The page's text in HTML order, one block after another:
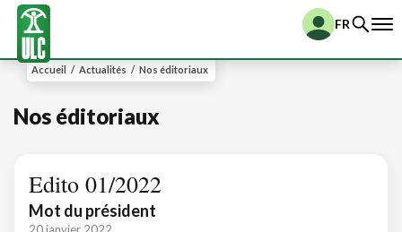
FR
Accueil / Actualités / Nos éditoriaux
Nos éditoriaux
Edito 01/2022
Mot du président